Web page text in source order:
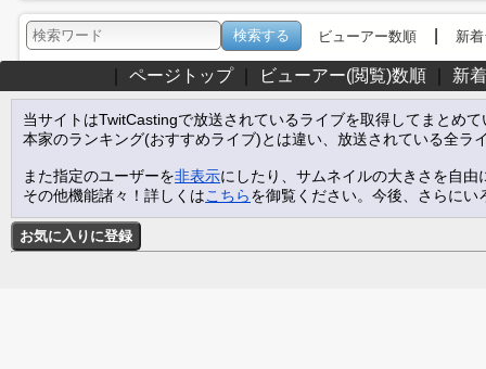
ビューアー数順| 新
ページトップ｜ ビューアー(閲覧)数順｜ 新
当サイトはTwitCastingで放送されているライブを取得してまとめ
本家のランキング(おすすめライブ)とは違い、放送されている全ラ
また指定のユーザーを非表示にしたり、サムネイルの大きさを自
その他機能諸々！詳しくはこちらを御覧ください。今後、さらに